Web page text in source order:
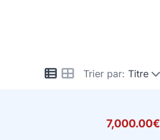
Trier par: Titre
7,000.00€